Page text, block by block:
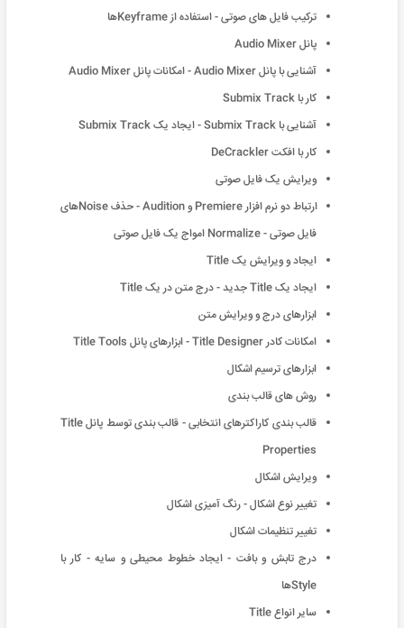
ترکیب فایل های صوتی - استفاده از Keyframeها
پانل Audio Mixer
آشنایی با پانل Audio Mixer - امکانات پانل Audio Mixer
کار با Submix Track
آشنایی با Submix Track - ایجاد یک Submix Track
کار با افکت DeCrackler
ویرایش یک فایل صوتی
ارتباط دو نرم افزار Premiere و Audition - حذف Noiseهای
فایل صوتی - Normalize امواج یک فایل صوتی
ایجاد و ویرایش یک Title
ایجاد یک Title جدید - درج متن در یک Title
ابزارهای درج و ویرایش متن
امکانات کادر Title Designer - ابزارهای پانل Title Tools
ابزارهای ترسیم اشکال
روش های قالب بندی
قالب بندی کاراکترهای انتخابی - قالب بندی توسط پانل Title
Properties
ویرایش اشکال
تغییر نوع اشکال - رنگ آمیزی اشکال
تغییر تنظیمات اشکال
درج تابش و بافت - ایجاد خطوط محیطی و سایه - کار با
Styleها
سایر انواع Title